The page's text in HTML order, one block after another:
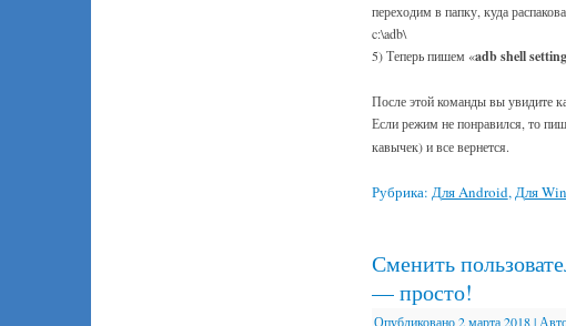
переходим в папку, куда
c:\adb\
5) Теперь пишем «adb shell
После этой команды вы увидите
Если режим не понравился, то
кавычек) и все вернется.
Рубрика: Для Android,Для
Сменить
— просто!
Опубликовано 2 марта 2018|